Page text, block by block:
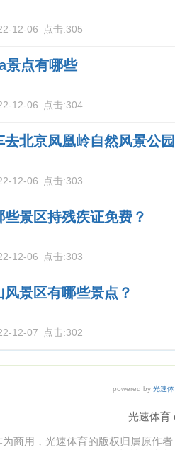
12-06 点击:305
景点有哪些
12-06 点击:304
去北京凤凰岭自然风景公
12-06 点击:303
些景区持残疾证免费？
12-06 点击:303
风景区有哪些景点？
12-07 点击:302
powered by 光速
光速体育
商用，光速体育的版权归属原作